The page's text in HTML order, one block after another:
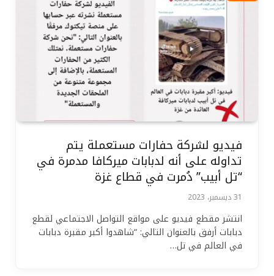
فيديو لشركة حفارات مستعملة يتم
تداوله على أنه لدبابات ميركافا مدمرة في
“تل أبيب” دُمرت في قطاع غزة
31 ديسمبر، 2023
انتشر مقطع فيديو على مواقع التواصل الاجتماعي لقطع
دبابات أرفق بالعنوان التالي: “شاهدوا أكبر مقبرة دبابات
في العالم في تل…